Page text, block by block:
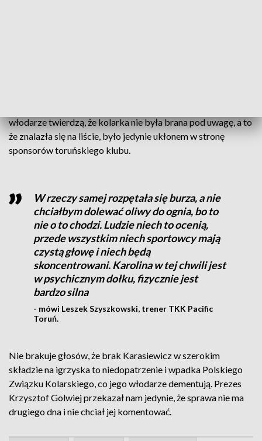
włodarze twierdzą, że kolarka nie była brana pod uwagę, a to
że znalazła się na liście, było jedynie ukłonem w stronę
sponsorów toruńskiego klubu.
W rzeczy samej rozpętała się burza, a nie
chciałbym dolewać oliwy do ognia, bo to
nie o to chodzi. Ludzie niech to ocenią,
przede wszystkim niech sportowcy mają
czystą głowę i niech będą
skoncentrowani. Karolina w tej chwili jest
w psychicznym dołku, fizycznie jest
bardzo silna
- mówi Leszek Szyszkowski, trener TKK Pacific
Toruń.
Nie brakuje głosów, że brak Karasiewicz w szerokim
składzie na igrzyska to niedopatrzenie i wpadka Polskiego
Związku Kolarskiego, co jego włodarze dementują. Prezes
Krzysztof Golwiej przekazał nam jedynie, że sprawa nie ma
drugiego dna i nie chciał jej komentować.